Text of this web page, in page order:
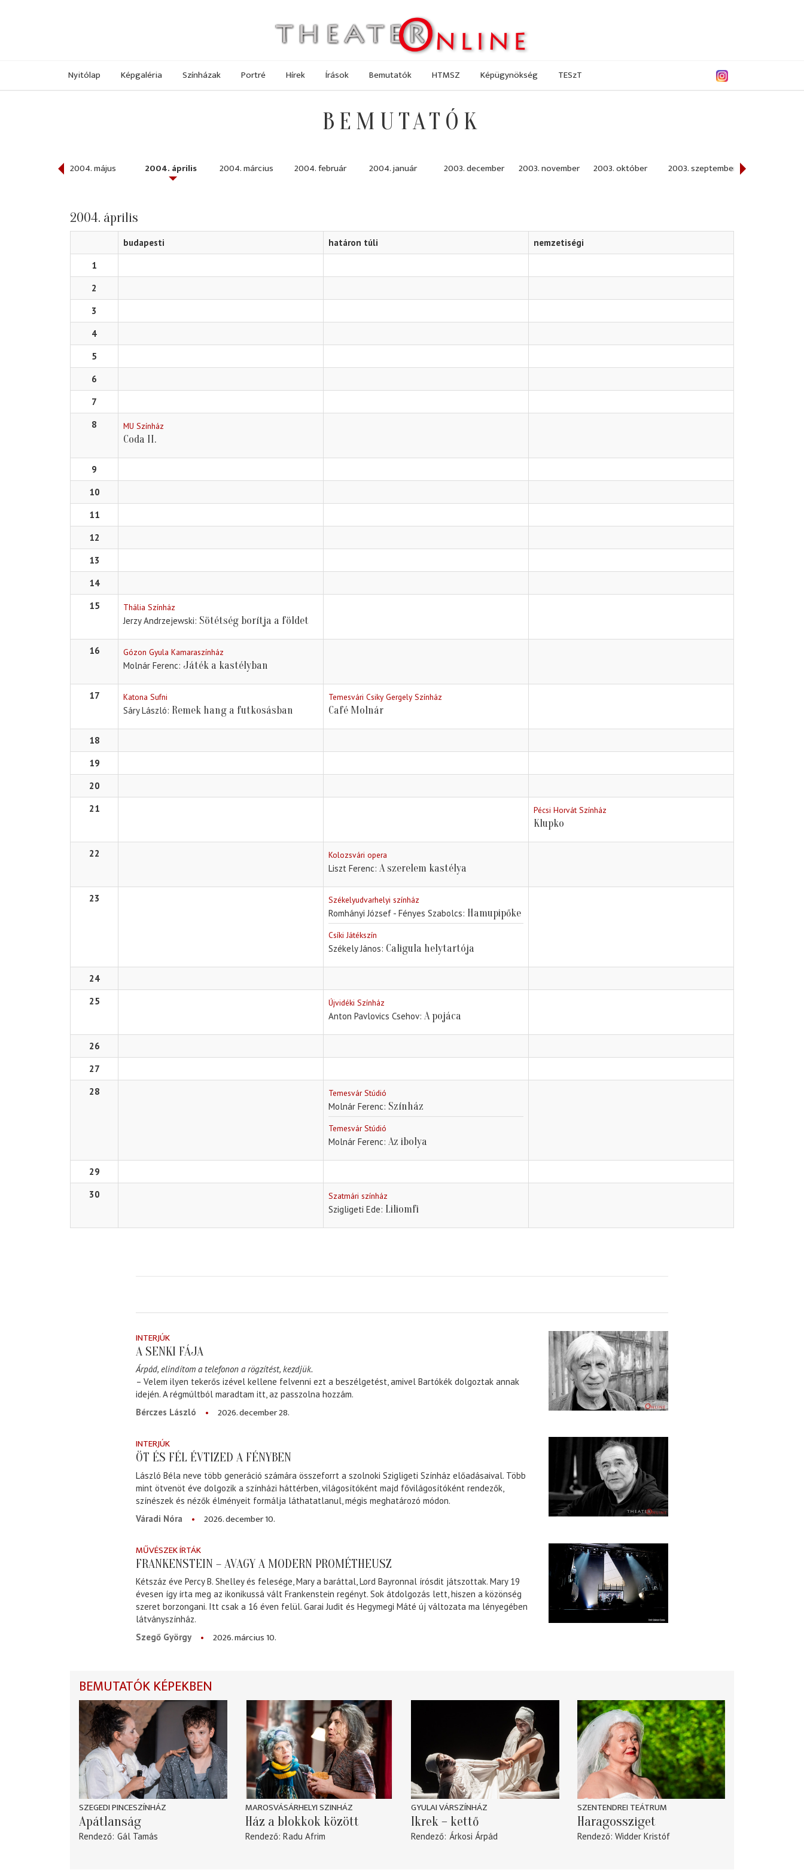
Nyitólap Képgaléria Színházak Portré Hírek Írások Bemutatók HTMSZ Képügynökség TESzT
BEMUTATÓK
2004. május 2004. április 2004. március 2004. február 2004. január 2003. december 2003. november 2003. október 2003. szeptember 2003.
2004. április
budapesti határon túli
nemzetiségi
1
2
3
4
5
6
7
8
MU Színház
Coda II.
9
10
11
12
13
14
15
Thália Színház
Jerzy Andrzejewski Sötétség borítja a földet
16 Gózon Gyula Kamaraszínház
Molnár Ferenc Játék a kastélyban
17 Katona Sufni
Sáry László Remek hang a futkosásban
Temesvári Csiky Gergely Színház
Café Molnár
18
19
20
21
Pécsi Horvát Színház
Klupko
22 Kolozsvári opera
Liszt Ferenc A szerelem kastélya
23 Székelyudvarhelyi színház
Romhányi József - Fényes Szabolcs Hamupipőke
Csíki Játékszín
Székely János Caligula helytartója
24
25
Újvidéki Színház
Anton Pavlovics Csehov A pojáca
26
27
28
Temesvár Stúdió
Molnár Ferenc Színház
Temesvár Stúdió
Molnár Ferenc Az ibolya
29
30
Szatmári színház
Szigligeti Ede Liliomfi
INTERJÚK
A SENKI FÁJA
Árpád, elindítom a telefonon a rögzítést, kezdjük.
– Velem ilyen tekerős izével kellene felvenni ezt a beszélgetést, amivel Bartókék dolgoztak annak
idején. A régmúltból maradtam itt, az passzolna hozzám.
Bérczes László
2026. december 28.
INTERJÚK
ÖT ÉS FÉL ÉVTIZED A FÉNYBEN
László Béla neve több generáció számára összeforrt a szolnoki Szigligeti Színház előadásaival. Több
mint ötvenöt éve dolgozik a színházi háttérben, világosítóként majd fővilágosítóként rendezők,
színészek és nézők élményeit formálja láthatatlanul, mégis meghatározó módon.
Váradi Nóra
2026. december 10.
MŰVÉSZEK ÍRTÁK
FRANKENSTEIN – AVAGY A MODERN PROMÉTHEUSZ
Kétszáz éve Percy B. Shelley és felesége, Mary a baráttal, Lord Bayronnal írósdit játszottak. Mary 19
évesen így írta meg az ikonikussá vált Frankenstein regényt. Sok átdolgozás lett, hiszen a közönség
szeret borzongani. Itt csak a 16 éven felül. Garai Judit és Hegymegi Máté új változata ma lényegében
látványszínház.
Szegő György
2026. március 10.
BEMUTATÓK KÉPEKBEN
SZEGEDI PINCESZÍNHÁZ
Apátlanság
Rendező Gál Tamás
MAROSVÁSÁRHELYI SZINHÁZ
Ház a blokkok között
Rendező Radu Afrim
GYULAI VÁRSZÍNHÁZ
Ikrek – kettő
Rendező Árkosi Árpád
SZENTENDREI TEÁTRUM
Haragossziget
Rendező Widder Kristóf